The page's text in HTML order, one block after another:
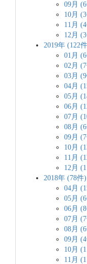
09月
10月
11月
12月
2019年 (122
01月
02月
03月
04月
05月
06月
07月
08月
09月
10月
11月
12月
2018年 (78件)
04月
05月
06月
07月
08月
09月
10月
11月